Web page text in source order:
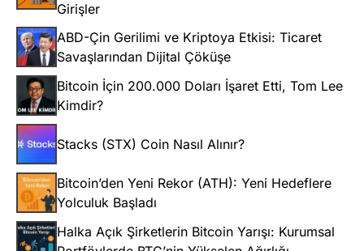
Girişler
ABD-Çin Gerilimi ve Kriptoya Etkisi: Ticaret
Savaşlarından Dijital Çöküşe
Bitcoin İçin 200.000 Doları İşaret Etti, Tom Lee
Kimdir?
Stacks (STX) Coin Nasıl Alınır?
Bitcoin’den Yeni Rekor (ATH): Yeni Hedeflere
Yolculuk Başladı
Halka Açık Şirketlerin Bitcoin Yarışı: Kurumsal